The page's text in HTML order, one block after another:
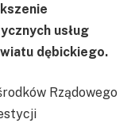
usług
dębickiego.
Rządowego